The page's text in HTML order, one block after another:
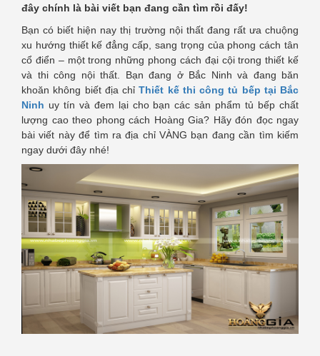
đây chính là bài viết bạn đang cần tìm rồi đấy!
Bạn có biết hiện nay thị trường nội thất đang rất ưa chuộng
xu hướng thiết kế đẳng cấp, sang trọng của phong cách tân
cổ điển – một trong những phong cách đại cội trong thiết kế
và thi công nội thất. Bạn đang ở Bắc Ninh và đang băn
khoăn không biết địa chỉThiết kế thi công tủ bếp tại Bắc
Ninh uy tín và đem lại cho bạn các sản phẩm tủ bếp chất
lượng cao theo phong cách Hoàng Gia? Hãy đón đọc ngay
bài viết này để tìm ra địa chỉ VÀNG bạn đang cần tìm kiếm
ngay dưới đây nhé!